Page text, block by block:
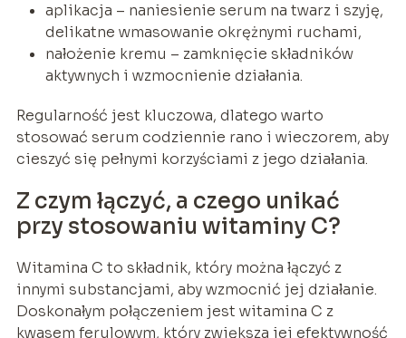
aplikacja – naniesienie serum na twarz i szyję,
delikatne wmasowanie okrężnymi ruchami,
nałożenie kremu – zamknięcie składników
aktywnych i wzmocnienie działania.
Regularność jest kluczowa, dlatego warto
stosować serum codziennie rano i wieczorem, aby
cieszyć się pełnymi korzyściami z jego działania.
Z czym łączyć, a czego unikać
przy stosowaniu witaminy C?
Witamina C to składnik, który można łączyć z
innymi substancjami, aby wzmocnić jej działanie.
Doskonałym połączeniem jest witamina C z
kwasem ferulowym, który zwiększa jej efektywność